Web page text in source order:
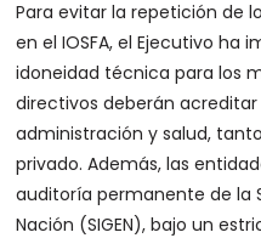
Para evitar la repetición de
en el IOSFA, el Ejecutivo ha
idoneidad técnica para los
directivos deberán
administración y salud,
privado. Además, las
auditoría permanente de la
Nación (SIGEN), bajo un